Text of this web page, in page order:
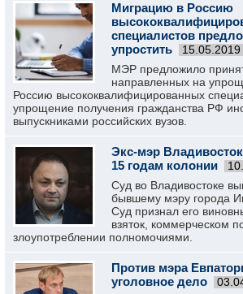
Миграцию в Россию
специалистов
упростить
15.05.2019
МЭР предложило
направленных на
Россию высококвалифицированных
упрощение получения гражданства РФ
выпускниками российских вузов.
Экс-мэр
15 годам колонии
Суд во Владивостоке
бывшему мэру города
Суд признал его
взяток, коммерческом
злоупотреблении полномочиями.
Против мэра
уголовное дело